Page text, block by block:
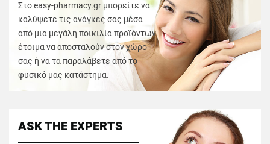
Στο easy-pharmacy.gr μπορείτε να
καλύψετε τις ανάγκες σας μέσα
από μια μεγάλη ποικιλία προϊόντων
έτοιμα να αποσταλούν στον χώρο
σας ή να τα παραλάβετε από το
φυσικό μας κατάστημα.
ASK THE EXPERTS